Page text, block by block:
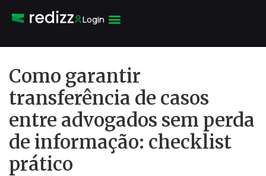
Login
Como garantir
transferência de casos
entre advogados sem perda
de informação: checklist
prático